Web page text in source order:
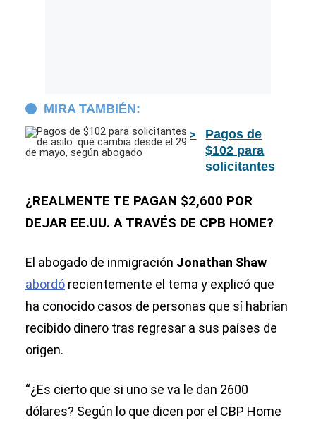
MIRA TAMBIÉN:
Pagos de
$102 para
solicitantes
cambia desde
el 29 de
mayo, según
¿REALMENTE TE PAGAN $2,600 POR
DEJAR EE.UU. A TRAVÉS DE CPB HOME?
El abogado de inmigración Jonathan Shaw
abordó recientemente el tema y explicó que
ha conocido casos de personas que sí habrían
recibido dinero tras regresar a sus países de
origen.
“¿Es cierto que si uno se va le dan 2600
dólares? Según lo que dicen por el CBP Home